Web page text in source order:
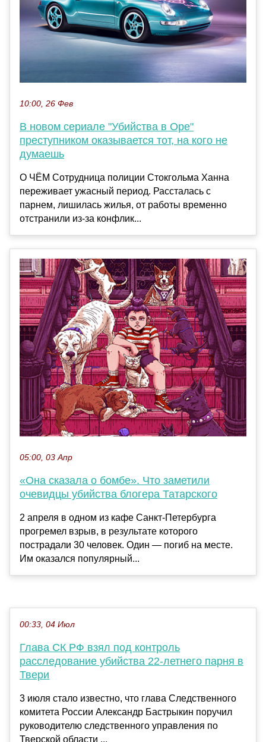
10:00, 26 Фев
В новом сериале "Убийства в Оре"
преступником оказывается тот, на кого не
думаешь
О ЧЁМ Сотрудница полиции Стокгольма Ханна
переживает ужасный период. Рассталась с
парнем, лишилась жилья, от работы временно
отстранили из-за конфлик...
05:00, 03 Апр
«Она сказала о бомбе». Что заметили
очевидцы убийства блогера Татарского
2 апреля в одном из кафе Санкт-Петербурга
прогремел взрыв, в результате которого
пострадали 30 человек. Один — погиб на месте.
Им оказался популярный...
00:33, 04 Июл
Глава СК РФ взял под контроль
расследование убийства 22-летнего парня в
Твери
3 июля стало известно, что глава Следственного
комитета России Александр Бастрыкин поручил
руководителю следственного управления по
Тверской области ...